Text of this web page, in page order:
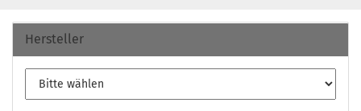
Hersteller